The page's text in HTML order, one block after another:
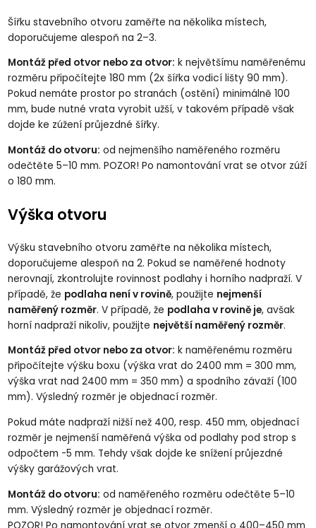
Šířku stavebního otvoru zaměřte na několika místech,
doporučujeme alespoň na 2–3.
Montáž před otvor nebo za otvor: k největšímu naměřenému
rozměru připočítejte 180 mm (2x šířka vodicí lišty 90 mm).
Pokud nemáte prostor po stranách (ostění) minimálně 100
mm, bude nutné vrata vyrobit užší, v takovém případě však
dojde ke zúžení průjezdné šířky.
Montáž do otvoru: od nejmenšího naměřeného rozměru
odečtěte 5–10 mm. POZOR! Po namontování vrat se otvor zúží
o 180 mm.
Výška otvoru
Výšku stavebního otvoru zaměřte na několika místech,
doporučujeme alespoň na 2. Pokud se naměřené hodnoty
nerovnají, zkontrolujte rovinnost podlahy i horního nadpraží. V
případě, že podlaha není v rovině, použijte nejmenší
naměřený rozměr. V případě, že podlaha v rovině je, avšak
horní nadpraží nikoliv, použijte největší naměřený rozměr.
Montáž před otvor nebo za otvor: k naměřenému rozměru
připočítejte výšku boxu (výška vrat do 2400 mm = 300 mm,
výška vrat nad 2400 mm = 350 mm) a spodního závaží (100
mm). Výsledný rozměr je objednací rozměr.
Pokud máte nadpraží nižší než 400, resp. 450 mm, objednací
rozměr je nejmenší naměřená výška od podlahy pod strop s
odpočtem -5 mm. Tehdy však dojde ke snížení průjezdné
výšky garážových vrat.
Montáž do otvoru: od naměřeného rozměru odečtěte 5–10
mm. Výsledný rozměr je objednací rozměr.